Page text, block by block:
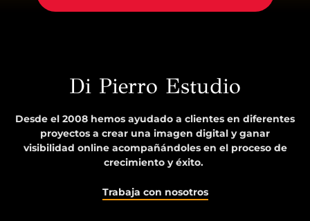
Di Pierro Estudio
Desde el 2008 hemos ayudado a clientes en diferentes
proyectos a crear una imagen digital y ganar
visibilidad online acompañándoles en el proceso de
crecimiento y éxito.
Trabaja con nosotros